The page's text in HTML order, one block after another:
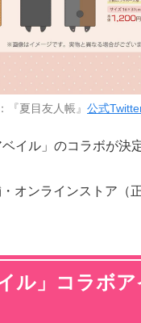
『夏目友人帳』 公式
イル」のコラボが決
オンラインストア（
ル」コラボ